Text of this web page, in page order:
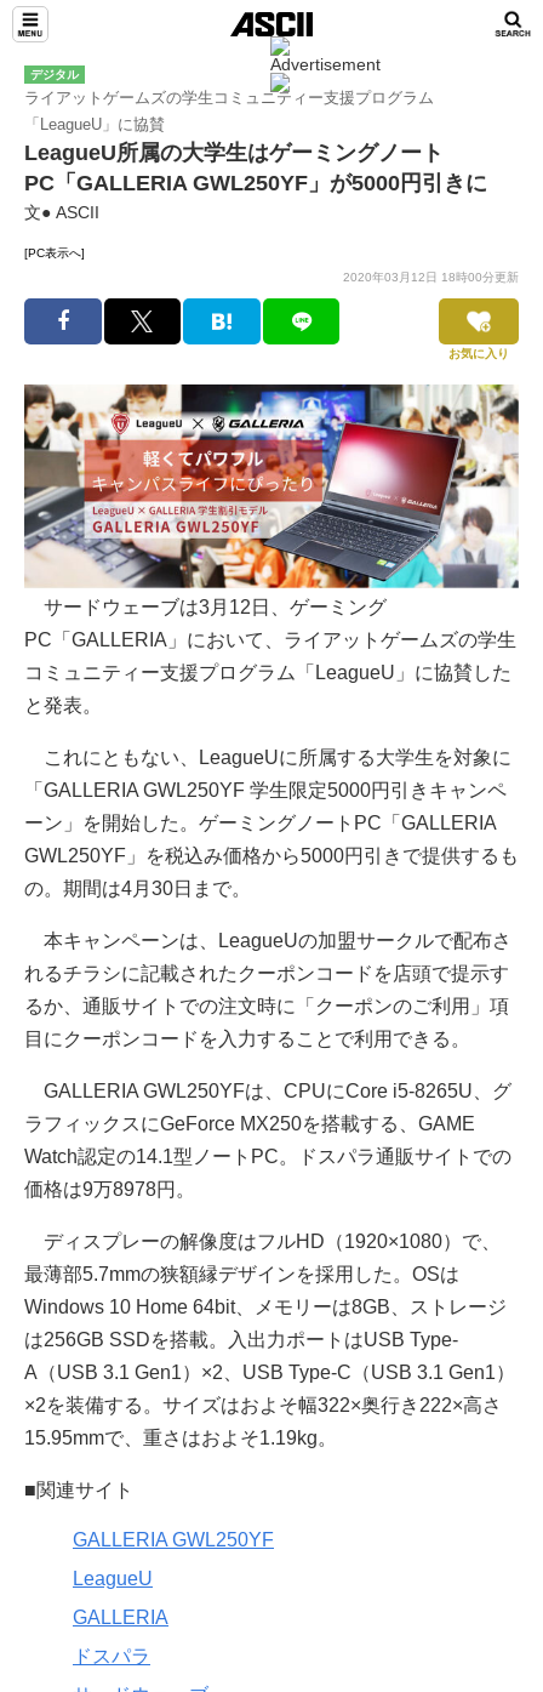
デジタル
ライアットゲームズの学生コミュニティー支援プログラム
「LeagueU」に協賛
LeagueU所属の大学生はゲーミングノート
PC「GALLERIA GWL250YF」が5000円引きに
文● ASCII
[PC表示へ]
2020年03月12日 18時00分更新
お気に入り
サードウェーブは3月12日、ゲーミング
PC「GALLERIA」において、ライアットゲームズの学生
コミュニティー支援プログラム「LeagueU」に協賛した
と発表。
これにともない、LeagueUに所属する大学生を対象に
「GALLERIA GWL250YF 学生限定5000円引きキャンペ
ーン」を開始した。ゲーミングノートPC「GALLERIA
GWL250YF」を税込み価格から5000円引きで提供するも
の。期間は4月30日まで。
本キャンペーンは、LeagueUの加盟サークルで配布さ
れるチラシに記載されたクーポンコードを店頭で提示す
るか、通販サイトでの注文時に「クーポンのご利用」項
目にクーポンコードを入力することで利用できる。
GALLERIA GWL250YFは、CPUにCore i5-8265U、グ
ラフィックスにGeForce MX250を搭載する、GAME
Watch認定の14.1型ノートPC。ドスパラ通販サイトでの
価格は9万8978円。
ディスプレーの解像度はフルHD（1920×1080）で、
最薄部5.7mmの狭額縁デザインを採用した。OSは
Windows 10 Home 64bit、メモリーは8GB、ストレージ
は256GB SSDを搭載。入出力ポートはUSB Type-
A（USB 3.1 Gen1）×2、USB Type-C（USB 3.1 Gen1）
×2を装備する。サイズはおよそ幅322×奥行き222×高さ
15.95mmで、重さはおよそ1.19kg。
■関連サイト
GALLERIA GWL250YF
LeagueU
GALLERIA
ドスパラ